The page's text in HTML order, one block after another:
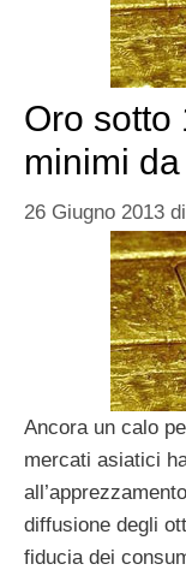
Oro sotto
minimi
26 Giugno 2013 di
Ancora un calo
mercati asiatici
diffusione degli
fiducia dei